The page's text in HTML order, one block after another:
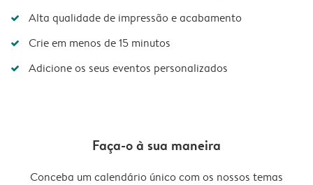
Alta qualidade de impressão e acabamento
Crie em menos de 15 minutos
Adicione os seus eventos personalizados
Faça-o à sua maneira
Conceba um calendário único com os nossos temas